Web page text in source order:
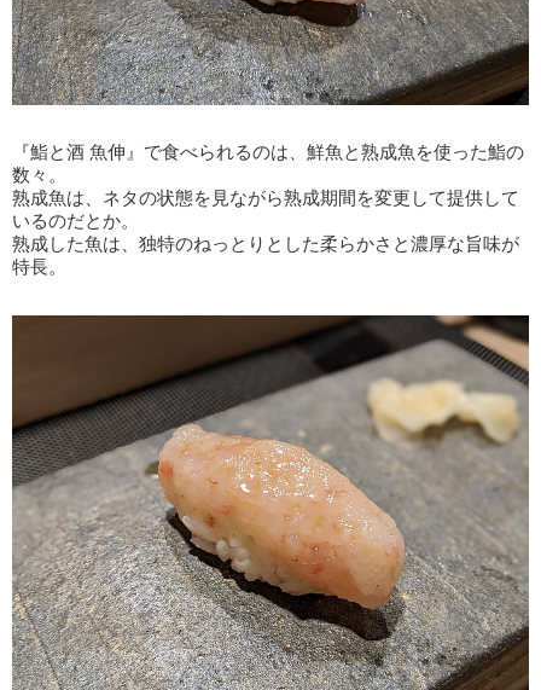
『鮨と酒 魚伸』で食べられるのは、鮮魚と熟成魚を使った鮨の
数々。
熟成魚は、ネタの状態を見ながら熟成期間を変更して提供して
いるのだとか。
熟成した魚は、独特のねっとりとした柔らかさと濃厚な旨味が
特長。